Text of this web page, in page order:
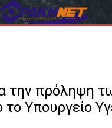
την πρόληψη
Υπουργείο